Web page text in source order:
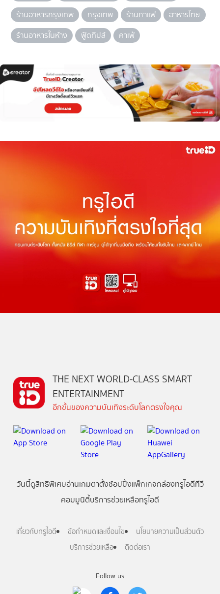
ร้านอาหารกรุงเทพ
กรุงเทพ ร้านกาแฟ
อาหารไทย
ร้านอาหารในห้าง
ฟู้ดทิปส์ คาเฟ่
Follow us
THE NEXT WORLD-CLASS SMART
ENTERTAINMENT
อีกขั้นของความบันเทิงระดับโลกตรงใจคุณ
วันนี้ดูสิทธิพิเศษอ่านเกมตาตั้งช้อปปิ้งแพ็กเกจกล่องทรูไอดีทีวี
คอมมูนิตี้บริการช่วยเหลือทรูไอดี
เกี่ยวกับทรูไอดี ข้อกำหนดและเงื่อนไข
นโยบายความเป็นส่วนตัว
บริการช่วยเหลือ
ติดต่อเรา